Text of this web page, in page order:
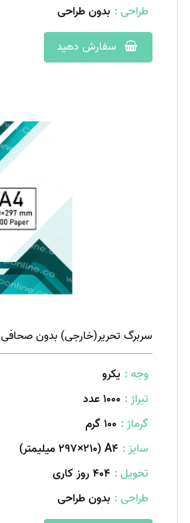
برند تجاری و / یا لوگو
اطلاعات تماس
اطلاعات محصول
طراحی : بدون طراحی
سفارش دهید
سربرگ تحریر(خارجی) بدون صحافی
وجه : یکرو
تیراژ : 1000 عدد
گرماژ : ۱۰۰ گرم
سایز : A۴ (۲۹۷×۲۱۰ میلیمتر)
تحویل : 404 روز کاری
طراحی : بدون طراحی